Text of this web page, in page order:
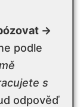
→
podle
s
odpověď
a kdy
a kdy